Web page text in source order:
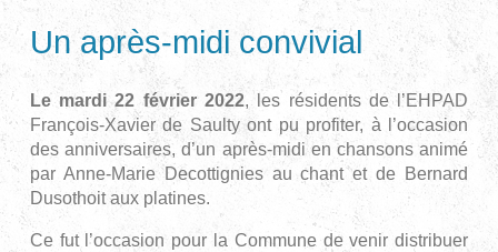
Un après-midi convivial
Le mardi 22 février 2022, les résidents de l’EHPAD
François-Xavier de Saulty ont pu profiter, à l’occasion
des anniversaires, d’un après-midi en chansons animé
par Anne-Marie Decottignies au chant et de Bernard
Dusothoit aux platines.
Ce fut l’occasion pour la Commune de venir distribuer